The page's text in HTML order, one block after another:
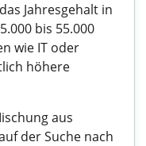
Jahresgehalt in
bis 55.000
wie IT oder
höhere
aus
der Suche nach